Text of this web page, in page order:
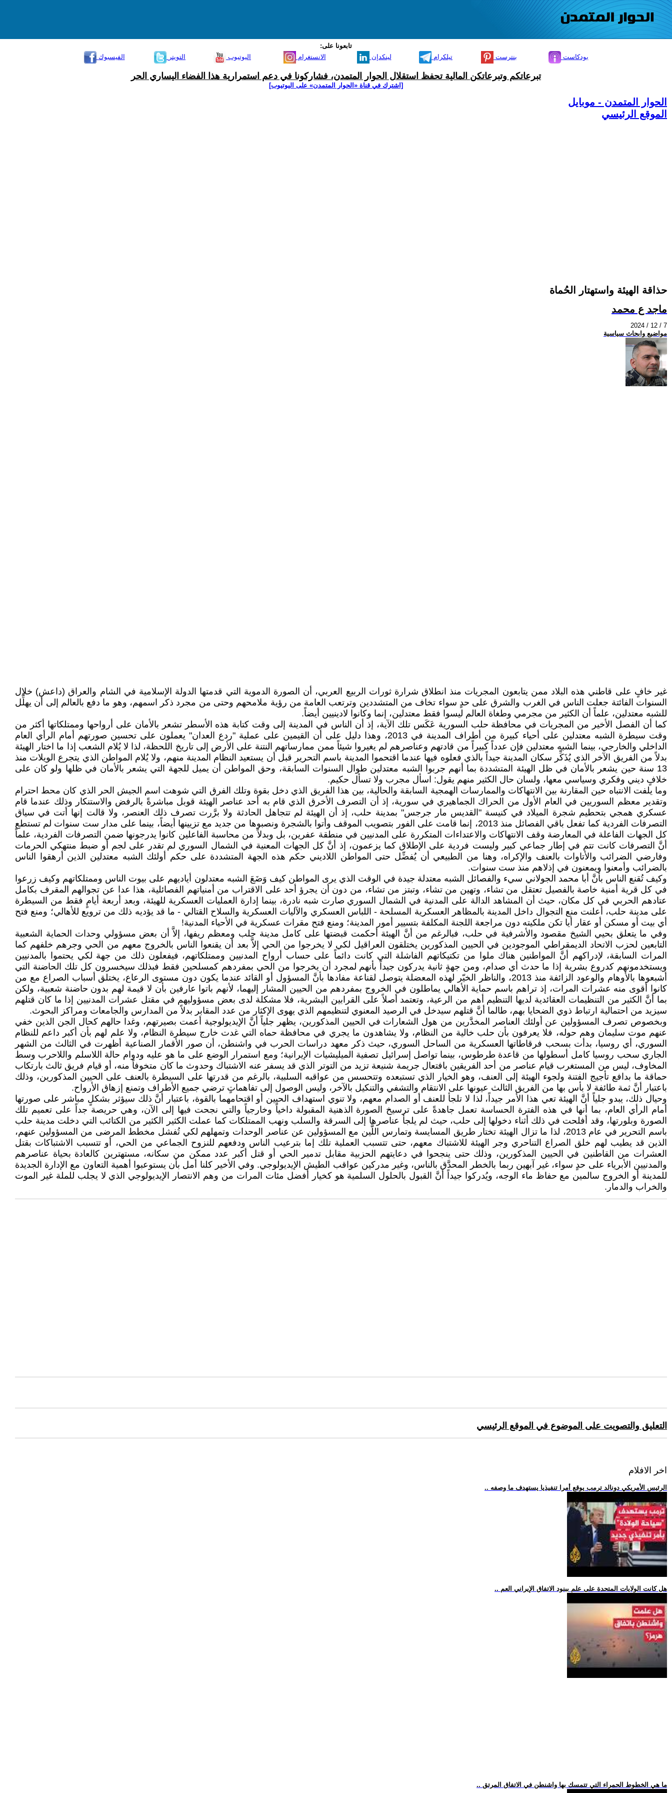
تابعونا على:
الفيسبوك
التويتر اليوتيوب الانستغرام لينكدإن تيلكرام بنترست بودكاست
تبرعاتكم وتبرعاتكن المالية تحفظ استقلال الحوار المتمدن، فشاركونا في دعم استمرارية هذا الفضاء اليساري الحر
[اشترك في قناة ‫«الحوار المتمدن» على اليوتيوب]
الحوار المتمدن - موبايل
الموقع الرئيسي
حذاقة الهيئة واستهتار الحُماة
ماجد ع محمد
2024 / 12 / 7
مواضيع وابحاث سياسية
غير خافٍ على قاطني هذه البلاد ممن يتابعون المجريات منذ انطلاق شرارة ثورات الربيع العربي، أن الصورة الدموية التي قدمتها الدولة الإسلامية في الشام والعراق (داعش) خلال
السنوات الفائتة جعلت الناس في الغرب والشرق على حدٍ سواء تخاف من المتشددين وترتعب العامة من رؤية ملامحهم وحتى من مجرد ذكر اسمهم، وهو ما دفع بالعالم إلى أن يهلِّل
للشبه معتدلين، علماً أن الكثير من مجرمي وطغاة العالم ليسوا فقط معتدلين، إنما وكانوا لادينيين أيضاً.
كما أن الفصل الأخير من المجريات في محافظة حلب السورية عَكَس تلك الآية، إذ أن الناس في المدينة إلى وقت كتابة هذه الأسطر تشعر بالأمان على أرواحها وممتلكاتها أكثر من
وقت سيطرة الشبه معتدلين على أحياء كبيرة من أطراف المدينة في 2013، وهذا دليل على أن القيمين على عملية "ردع العدان" يعملون على تحسين صورتهم أمام الرأي العام
الداخلي والخارجي، بينما الشبه معتدلين فإن عدداً كبيراً من قادتهم وعناصرهم لم يغيروا شيئاً ممن ممارساتهم النتنة على الأرض إلى تاريخ اللحظة، لذا لا يُلام الشعب إذا ما اختار الهيئة
بدلاً من الفريق الآخر الذي يُذَكِّر سكان المدينة جيداً بالذي فعلوه فيها عندما اقتحموا المدينة باسم التحرير قبل أن يستعيد النظام المدينة منهم، ولا يُلام المواطن الذي يتجرع الويلات منذ
13 سنة حين يشعر بالأمان في ظل الهيئة المتشددة بما أنهم جربوا الشبه معتدلين طوال السنوات السابقة، وحق المواطن أن يميل للجهة التي يشعر بالأمان في ظلها ولو كان على
خلافٍ ديني وفكري وسياسي معها، ولسان حال الكثير منهم يقول: اسأل مجرب ولا تسأل حكيم.
وما يلفت الانتباه حين المقارنة بين الانتهاكات والممارسات الهمجية السابقة والحالية، بين هذا الفريق الذي دخل بقوة وتلك الفرق التي شوهت اسم الجيش الحر الذي كان محط احترام
وتقدير معظم السوريين في العام الأول من الحراك الجماهيري في سورية، إذ أن التصرف الأخرق الذي قام به أحد عناصر الهيئة قوبل مباشرةً بالرفض والاستنكار وذلك عندما قام
عسكري همجي بتحطيم شجرة الميلاد في كنيسة "القديس مار جرجس" بمدينة حلب، إذ أن الهيئة لم تتجاهل الحادثة ولا برَّرت تصرف ذلك العنصر، ولا قالت إنها أتت في سياق
التصرفات الفردية كما تفعل باقي الفصائل منذ 2013، إنما قامت على الفور بتصويب الموقف وأتوا بالشجرة ونصبوها من جديد مع تزيينها أيضاً، بينما على مدار ست سنوات لم تستطع
كل الجهات الفاعلة في المعارضة وقف الانتهاكات والاعتداءات المتكررة على المدنيين في منطقة عفرين، بل وبدلاً من محاسبة الفاعلين كانوا يدرجونها ضمن التصرفات الفردية، علماً
أنَّ التصرفات كانت تتم في إطار جماعي كبير وليست فردية على الإطلاق كما يزعمون، إذ أنَّ كل الجهات المعنية في الشمال السوري لم تقدر على لجم أو ضبط منتهكي الحرمات
وفارضي الضرائب والأتاوات بالعنف والإكراه، وهنا من الطبيعي أن يُفضِّل حتى المواطن اللاديني حكم هذه الجهة المتشددة على حكم أولئك الشبه معتدلين الذين أرهقوا الناس
بالضرائب وأمعنوا ويمعنون في إذلاهم منذ ست سنوات.
وكيف تُقنع الناس بأنَّ أبا محمد الجولاني سيء والفصائل الشبه معتدلة جيدة في الوقت الذي يرى المواطن كيف وَضَعَ الشبه معتدلون أياديهم على بيوت الناس وممتلكاتهم وكيف زرعوا
في كل قرية أمنية خاصة بالفصيل تعتقل من تشاء، وتهين من تشاء، وتبتز من تشاء، من دون أن يجرؤ أحد على الاقتراب من أمنياتهم الفصائلية، هذا عدا عن تجوالهم المقرف بكامل
عتادهم الحربي في كل مكان، حيث أن المشاهد الدالة على المدنية في الشمال السوري صارت شبه نادرة، بينما إدارة العمليات العسكرية للهيئة، وبعد أربعة أيامٍ فقط من السيطرة
على مدينة حلب، أعلنت منع التجوال داخل المدينة بالمظاهر العسكرية المسلحة - اللباس العسكري والآليات العسكرية والسلاح القتالي - ما قد يؤديه ذلك من ترويع للأهالي؛ ومنع فتح
أي بيت أو مسكن أو عقار أيا تكن ملكيته دون مراجعة اللجنة المكلفة بتسيير أمور المدينة؛ ومنع فتح مقرات عسكرية في الأحياء المدنية!
وفي ما يتعلق بحيي الشيخ مقصود والأشرفية في حلب، فبالرغم من أنَّ الهيئة أحكمت قبضتها على كامل مدينة حلب ومعظم ريفها، إلاَّ أن بعض مسؤولي وحدات الحماية الشعبية
التابعين لحزب الاتحاد الديمقراطي الموجودين في الحيين المذكورين يختلقون العراقيل لكي لا يخرجوا من الحي إلاَّ بعد أن يقنعوا الناس بالخروج معهم من الحي وجرهم خلفهم كما
المرات السابقة، لإدراكهم أنَّ المواطنين هناك ملوا من تكتيكاتهم الفاشلة التي كانت دائماً على حساب أرواح المدنيين وممتلكاتهم، فيفعلون ذلك من جهة لكي يحتموا بالمدنيين
ويستخدمونهم كدروع بشرية إذا ما حدث أي صدام، ومن جهةٍ ثانية يدركون جيداً بأنهم لمجرد أن يخرجوا من الحي بمفردهم كمسلحين فقط فبذلك سيخسرون كل تلك الحاضنة التي
أشبعوها بالأوهام والوعود الزائفة منذ 2013، والناظر الخيّر لهذه المعضلة يتوصل لقناعة مفادها بأنَّ المسؤول أو القائد عندما يكون دون مستوى الرعاع، يختلق أسباب الصراع مع من
كانوا أقوى منه عشرات المرات، إذ تراهم باسم حماية الأهالي يماطلون في الخروج بمفردهم من الحيين المشار إليهما، لأنهم باتوا عارفين بأن لا قيمة لهم بدون حاضنة شعبية، ولكن
بما أنَّ الكثير من التنظيمات العقائدية لديها التنظيم أهم من الرعية، وتعتمد أصلاً على القرابين البشرية، فلا مشكلة لدى بعض مسؤوليهم في مقتل عشرات المدنيين إذا ما كان قتلهم
سيزيد من احتمالية ارتباط ذوي الضحايا بهم، طالما أنَّ قتلهم سيدخل في الرصيد المعنوي لتنظيمهم الذي يهوى الإكثار من عدد المقابر بدلاً من المدارس والجامعات ومراكز البحوث.
وبخصوص تصرف المسؤولين عن أولئك العناصر المخدَّرين من هول الشعارات في الحيين المذكورين، يظهر جلياً أنَّ الإيديولوجية أعمت بصيرتهم، وغدا حالهم كحال الجن الذين خفي
عنهم موت سليمان وهم حوله، فلا يعرفون بأن حلب خالية من النظام، ولا يشاهدون ما يجري في محافظة حماه التي غدت خارج سيطرة النظام، ولا علم لهم بأن أكبر داعم للنظام
السوري، أي روسيا، بدأت بسحب فرقاطاتها العسكرية من الساحل السوري، حيث ذكر معهد دراسات الحرب في واشنطن، أن صور الأقمار الصناعية أظهرت في الثالث من الشهر
الجاري سحب روسيا كامل أسطولها من قاعدة طرطوس، بينما تواصل إسرائيل تصفية الميليشيات الإيرانية؛ ومع استمرار الوضع على ما هو عليه ودوام حالة اللاسلم واللاحرب وسط
المخاوف، ليس من المستغرب قيام عناصر من أحد الفريقين بافتعال جريمة شنيعة تزيد من التوتر الذي قد يسفر عنه الاشتباك وحدوث ما كان متخوفاً منه، أو قيام فريق ثالث بارتكاب
حماقة ما بدافع تأجيج الفتنة ولجوء الهيئة إلى العنف، وهو الخيار الذي تستبعده وتتحسس من عواقبه السلبية، بالرغم من قدرتها على السيطرة بالعنف على الحيين المذكورين، وذلك
باعتبار أنَّ ثمة طائفة لا بأس بها من الفريق الثالث عيونها على الانتقام والتشفي والتنكيل بالآخر، وليس الوصول إلى تفاهماتٍ ترضي جميع الأطراف وتمنع إزهاق الأرواح.
وحيال ذلك، يبدو جلياً أنَّ الهيئة تعي هذا الأمر جيداً، لذا لا تلجأ للعنف أو الصدام معهم، ولا تنوي استهداف الحيين أو اقتحامهما بالقوة، باعتبار أنَّ ذلك سيؤثر بشكلٍ مباشر على صورتها
أمام الرأي العام، بما أنها في هذه الفترة الحساسة تعمل جاهدةً على ترسيخ الصورة الذهنية المقبولة داخياً وخارجياً والتي نجحت فيها إلى الآن، وهي حريصة جداً على تعميم تلك
الصورة وبلورتها، وقد أفلحت في ذلك أثناء دخولها إلى حلب، حيث لم يلجأ عناصرها إلى السرقة والسلب ونهب الممتلكات كما عملت الكثير الكثير من الكتائب التي دخلت مدينة حلب
باسم التحرير في عام 2013، لذا ما تزال الهيئة تختار طريق المسايسة وتمارس اللَّين مع المسؤولين عن عناصر الوحدات وتمهلهم لكي تُفشل مخطط المرضى من المسؤولين عنهم،
الذين قد يطيب لهم خلق الصراع التناحري وجر الهيئة للاشتباك معهم، حتى تتسبب العملية تلك إما بترعيب الناس ودفعهم للنزوح الجماعي من الحي، أو تتسبب الاشتباكات بقتل
العشرات من القاطنين في الحيين المذكورين، وذلك حتى ينجحوا في دعايتهم الحزبية مقابل تدمير الحي أو قتل أكبر عدد ممكن من سكانه، مستهترين كالعادة بحياة عناصرهم
والمدنيين الأبرياء على حدٍ سواء، غير آبهين ربما بالخطر المحدَّق بالناس، وغير مدركين عواقب الطيش الإيديولوجي. وفي الأخير كلنا أمل بأن يستوعبوا أهمية التعاون مع الإدارة الجديدة
للمدينة أو الخروج سالمين مع حفاظ ماء الوجه، ويُدركوا جيداً أنَّ القبول بالحلول السلمية هو كخيار أفضل مئات المرات من وهم الانتصار الإيديولوجي الذي لا يجلب للملة غير الموت
والخراب والدمار.
التعليق والتصويت على الموضوع في الموقع الرئيسي
اخر الافلام
.. الرئيس الأمريكي دونالد ترمب يوقع أمرا تنفيذيا يستهدف ما وصفه
.. هل كانت الولايات المتحدة على علم ببنود الاتفاق الإيراني العم
.. ما هي الخطوط الحمراء التي تتمسك بها واشنطن في الاتفاق المرتق